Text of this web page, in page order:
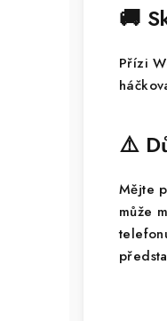
🚚
Přízi
⚠️
Mějte
může